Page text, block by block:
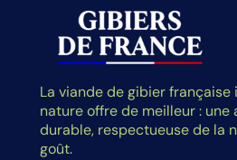
La viande de gibier française
nature offre de meilleur :
durable, respectueuse de la
goût.